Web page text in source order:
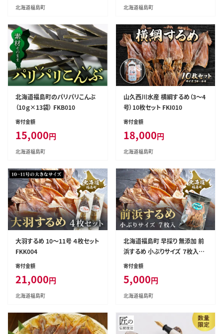
北海道福島町 北海道福島町
北海道福島町のパリパリこんぶ
（10ｇ×13袋） FKB010
寄付金額
15,000円
北海道福島町
山久西川水産 横綱するめ（3～4
号）10枚セット FKI010
寄付金額
18,000円
北海道福島町
大羽するめ 10～11号 ４枚セット
FKK004
寄付金額
21,000円
北海道福島町
北海道福島町 早採り 無添加 前
浜するめ 小ぶりサイズ ７枚入り
お試しセット FKK001
寄付金額
5,000円
北海道福島町